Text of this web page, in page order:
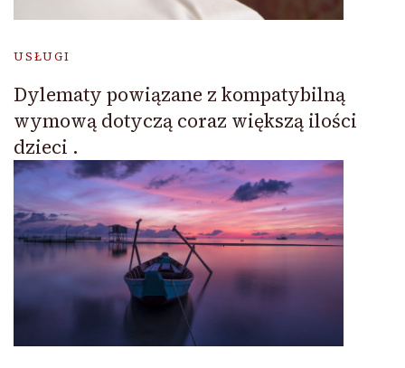
USŁUGI
Dylematy powiązane z kompatybilną
wymową dotyczą coraz większą ilości
dzieci .